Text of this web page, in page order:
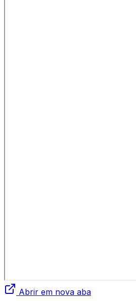
Abrir em nova aba